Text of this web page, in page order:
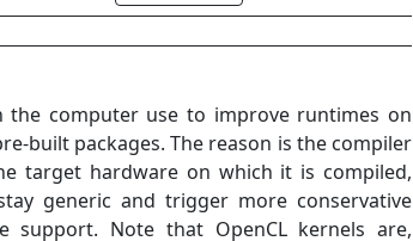
the computer use to improve runtimes on
built packages. The reason is the compiler
target hardware on which it is compiled,
generic and trigger more conservative
Note that OpenCL kernels are,